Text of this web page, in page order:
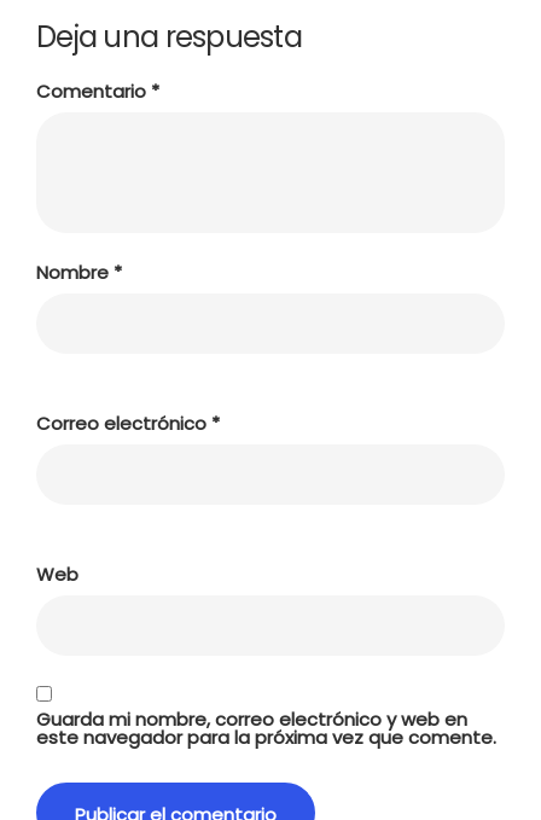
Deja una respuesta
Comentario *
Nombre *
Correo electrónico *
Web
Guarda mi nombre, correo electrónico y web en
este navegador para la próxima vez que comente.